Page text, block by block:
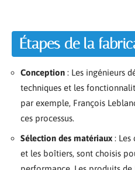
Étapes de la
Conception : Les ingénieurs
techniques et les
par exemple, François
ces processus.
Sélection des matériaux : Les
et les boîtiers, sont choisis